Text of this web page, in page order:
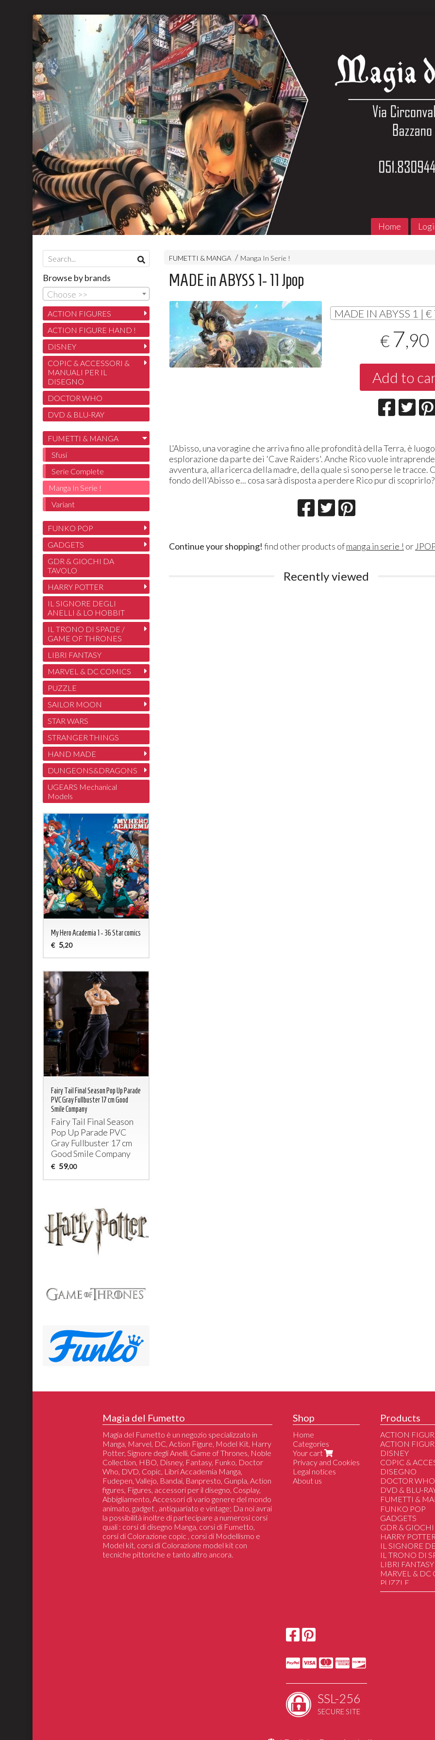
Home
FUMETTI & MANGA Manga In Serie !
MADE in ABYSS 1- 11 Jpop
MADE IN ABYSS 1 | €
€ 7,90
Add to
L'Abisso, una voragine che arriva fino alle profondità della Terra, è
esplorazione da parte dei 'Cave Raiders'. Anche Rico vuole
avventura, alla ricerca della madre, della quale si sono perse le tracce.
fondo dell'Abisso e... cosa sarà disposta a perdere Rico pur di scoprirlo?
Continue your shopping! find other products ofmanga in serie ! or
Recently viewed
Browse by brands
Choose >>
ACTION FIGURES
ACTION FIGURE HAND !
DISNEY
COPIC & ACCESSORI &
MANUALI PER IL
DISEGNO
DOCTOR WHO
DVD & BLU-RAY
FUMETTI & MANGA
Sfusi
Serie Complete
Manga In Serie !
Variant
FUNKO POP
GADGETS
GDR & GIOCHI DA
TAVOLO
HARRY POTTER
IL SIGNORE DEGLI
ANELLI & LO HOBBIT
IL TRONO DI SPADE /
GAME OF THRONES
LIBRI FANTASY
MARVEL & DC COMICS
PUZZLE
SAILOR MOON
STAR WARS
STRANGER THINGS
HAND MADE
DUNGEONS&DRAGONS
UGEARS Mechanical
Models
My Hero Academia 1 - 36 Star comics
€ 5,20
Fairy Tail Final Season Pop Up Parade
PVC Gray Fullbuster 17 cm Good
Smile Company
Fairy Tail Final Season
Pop Up Parade PVC
Gray Fullbuster 17 cm
Good Smile Company
€ 59,00
MADE in ABYSS 1- 11 Jpop
Jpop
€ 5,90
€ 180,00
Magia del Fumetto
Magia del Fumetto è un negozio specializzato in
Manga, Marvel, DC, Action Figure, Model Kit, Harry
Potter, Signore degli Anelli, Game of Thrones, Noble
Collection, HBO, Disney, Fantasy, Funko, Doctor
Who, DVD, Copic, Libri Accademia Manga,
Fudepen, Vallejo, Bandai, Banpresto, Gunpla, Action
figures, Figures, accessori per il disegno, Cosplay,
Abbigliamento, Accessori di vario genere del mondo
animato, gadget , antiquariato e vintage; Da noi avrai
la possibilità inoltre di partecipare a numerosi corsi
quali : corsi di disegno Manga, corsi di Fumetto,
corsi di Colorazione copic , corsi di Modellismo e
Model kit, corsi di Colorazione model kit con
tecniche pittoriche e tanto altro ancora.
Shop
Home
Categories
Your cart
Privacy and Cookies
Legal notices
About us
Products
ACTION
ACTION
DISNEY
COPIC &
DISEGNO
DOCTOR WHO
DVD & BLU-
FUMETTI &
Sfusi
Serie Complete
Manga In Serie !
Variant
FUNKO POP
GADGETS
GDR &
HARRY POTTER
IL SIGNORE
IL TRONO DI
LIBRI FANTASY
MARVEL & DC
PUZZLE
SAILOR MOON
SSL-256
SECURE SITE